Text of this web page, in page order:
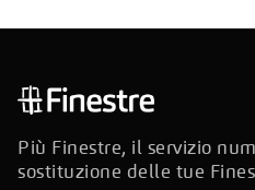
Più Finestre, il servizio
sostituzione delle tue